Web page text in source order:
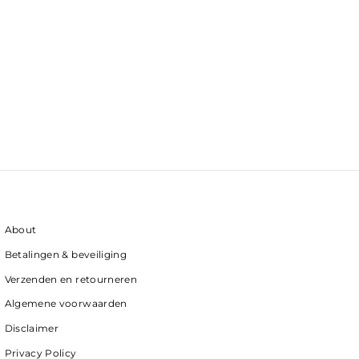
About
Betalingen & beveiliging
Verzenden en retourneren
Algemene voorwaarden
Disclaimer
Privacy Policy